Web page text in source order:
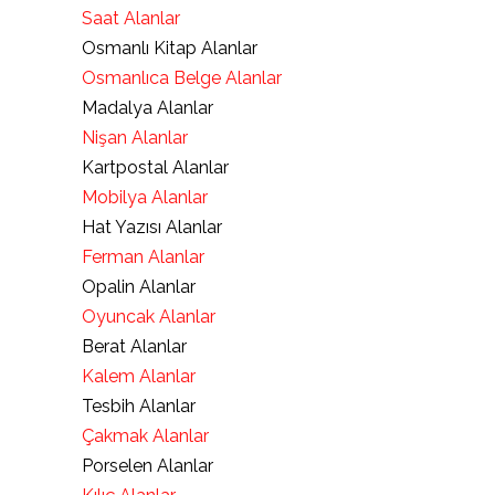
Saat Alanlar
Osmanlı Kitap Alanlar
Osmanlıca Belge Alanlar
Madalya Alanlar
Nişan Alanlar
Kartpostal Alanlar
Mobilya Alanlar
Hat Yazısı Alanlar
Ferman Alanlar
Opalin Alanlar
Oyuncak Alanlar
Berat Alanlar
Kalem Alanlar
Tesbih Alanlar
Çakmak Alanlar
Porselen Alanlar